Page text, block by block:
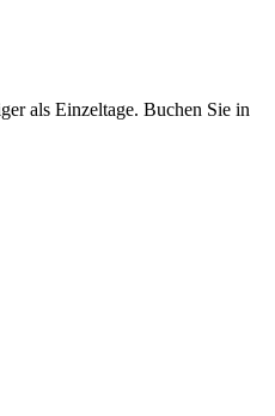
als Einzeltage. Buchen Sie in